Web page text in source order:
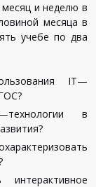
и неделю в
месяца в
учебе по два
IT—
?
технологии
в
?
интерактивное